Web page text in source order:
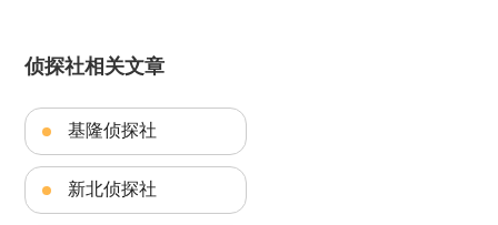
侦探社相关文章
基隆侦探社
新北侦探社